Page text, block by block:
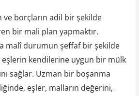
ve borçların adil bir şekilde
bir mali plan yapmaktır.
malî durumun şeffaf bir şekilde
kendilerine uygun bir mülk
sağlar. Uzman bir boşanma
eşler, malların değerini,